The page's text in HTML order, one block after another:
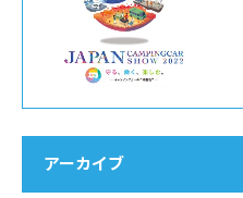
アーカイブ